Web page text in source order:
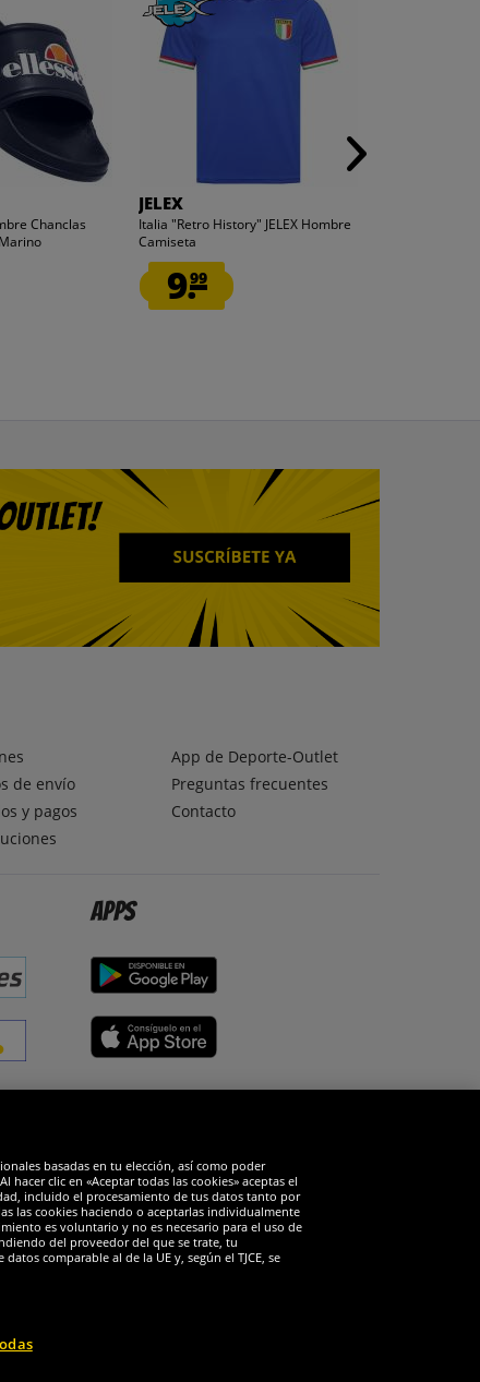
Chanclas
JELEX
Italia "Retro History" JELEX Hombre
Camiseta
9.99
de envío
y pagos
App de Deporte-Outlet
Preguntas frecuentes
Contacto
Apps
basadas en tu elección, así como poder
clic en «Aceptar todas las cookies» aceptas el
incluido el procesamiento de tus datos tanto por
las cookies haciendo o aceptarlas individualmente
es voluntario y no es necesario para el uso de
del proveedor del que se trate, tu
comparable al de la UE y, según el TJCE, se